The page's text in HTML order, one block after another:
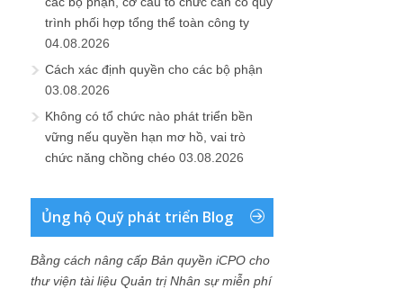
trình phối hợp tổng thể toàn công ty
04.08.2026
Cách xác định quyền cho các bộ phận
03.08.2026
Không có tổ chức nào phát triển bền
vững nếu quyền hạn mơ hồ, vai trò
chức năng chồng chéo 03.08.2026
Ủng hộ Quỹ phát triển Blog
Bằng cách nâng cấp Bản quyền iCPO cho
thư viện tài liệu Quản trị Nhân sự miễn phí